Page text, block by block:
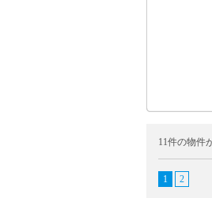
11件の物件
1 2